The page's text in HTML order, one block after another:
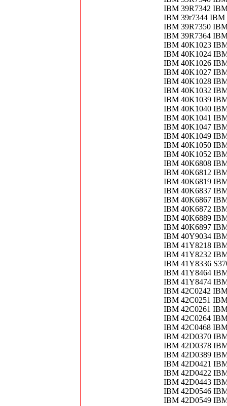
IBM 39R7342
IBM 39r7344
IBM 39R7350
IBM 39R7364
IBM 40K1023
IBM 40K1024
IBM 40K1026
IBM 40K1027
IBM 40K1028
IBM 40K1032
IBM 40K1039
IBM 40K1040
IBM 40K1041
IBM 40K1047
IBM 40K1049
IBM 40K1050
IBM 40K1052
IBM 40K6808
IBM 40K6812
IBM 40K6819
IBM 40K6837
IBM 40K6867
IBM 40K6872
IBM 40K6889
IBM 40K6897
IBM 40Y9034
IBM 41Y8218
IBM 41Y8232
IBM 41Y8336
IBM 41Y8464
IBM 41Y8474
IBM 42C0242
IBM 42C0251
IBM 42C0261
IBM 42C0264
IBM 42C0468
IBM 42D0370
IBM 42D0378
IBM 42D0389
IBM 42D0421
IBM 42D0422
IBM 42D0443
IBM 42D0546
IBM 42D0549